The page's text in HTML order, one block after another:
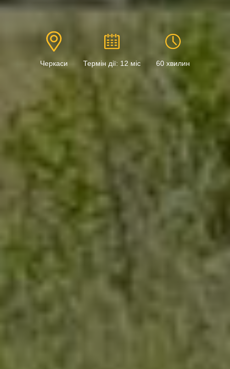
Черкаси Термін дії: 12 міс 60 хвилин